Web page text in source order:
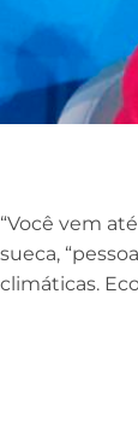
“Você vem
sueca,
climáticas.